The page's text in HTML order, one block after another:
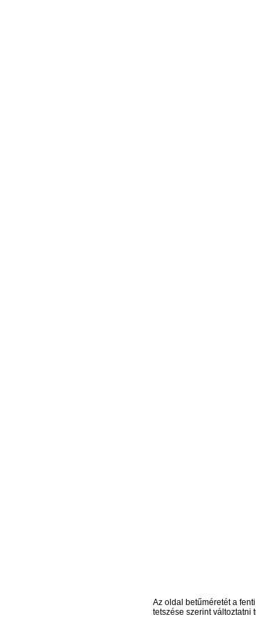
Az oldal betűméretét a
tetszése szerint változtatni